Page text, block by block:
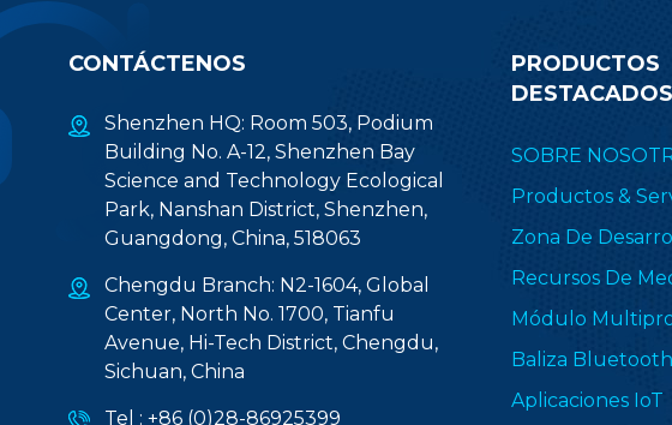
CONTÁCTENOS
Shenzhen HQ: Room 503, Podium
Building No. A-12, Shenzhen Bay
Science and Technology Ecological
Park, Nanshan District, Shenzhen,
Guangdong, China, 518063
Chengdu Branch: N2-1604, Global
Center, North No. 1700, Tianfu
Avenue, Hi-Tech District, Chengdu,
Sichuan, China
Tel : +86 (0)28-86925399
PRODUCTOS
DESTACADOS
SOBRE
Productos &
Zona De
Recursos De
Módulo
Baliza Bluetooth
Aplicaciones IoT